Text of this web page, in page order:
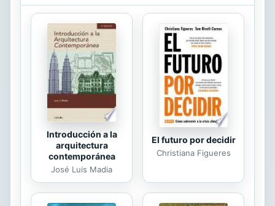
Auden calificó Migraña, su primer
libro, de «obra maestra», Sacks es
también un penetrante investigador,
dotado de una especial sensibilidad
para escuchar al paciente, para
arrojar luz sobre nosotros mismos y
nuestra «normalidad» mediante la...
Introducción a la
arquitectura
contemporánea
José Luis Madia
El futuro por decidir
Christiana Figueres